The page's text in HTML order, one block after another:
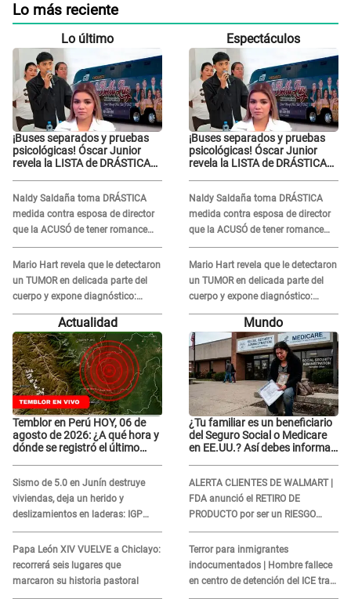
Lo más reciente
Lo último
¡Buses separados y pruebas
psicológicas! Óscar Junior
revela la LISTA de DRÁSTICAS
Naldy Saldaña
Naldy Saldaña toma DRÁSTICA
medida contra esposa de director
que la ACUSÓ de tener romance
con él: "Muy triste..."
Mario Hart revela que le detectaron
un TUMOR en delicada parte del
cuerpo y expone diagnóstico:
"Dolores muy fuertes..."
Espectáculos
¡Buses separados y pruebas
psicológicas! Óscar Junior
revela la LISTA de DRÁSTICAS
Naldy Saldaña
Naldy Saldaña toma DRÁSTICA
medida contra esposa de director
que la ACUSÓ de tener romance
con él: "Muy triste..."
Mario Hart revela que le detectaron
un TUMOR en delicada parte del
cuerpo y expone diagnóstico:
"Dolores muy fuertes..."
Actualidad
Temblor en Perú HOY, 06 de
agosto de 2026: ¿A qué hora y
dónde se registró el último
Sismo de 5.0 en Junín destruye
viviendas, deja un herido y
deslizamientos en laderas: IGP
alerta sobre posibles réplicas
Papa León XIV VUELVE a Chiclayo:
recorrerá seis lugares que
marcaron su historia pastoral
Mundo
¿Tu familiar es un beneficiario
del Seguro Social o Medicare
en EE.UU.? Así debes informar
ALERTA CLIENTES DE WALMART |
FDA anunció el RETIRO DE
PRODUCTO por ser un RIESGO
MORTAL para consumidores: ¿Cuál
es?
Terror para inmigrantes
indocumentados | Hombre fallece
en centro de detención del ICE tras
sufrir una "emergencia médica"